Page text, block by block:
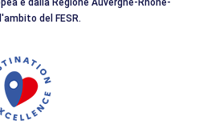
del FESR.